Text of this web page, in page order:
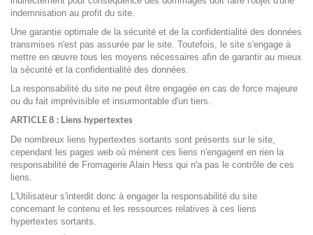
indemnisation au profit du site.
Une garantie optimale de la sécurité et de la confidentialité des données
transmises n'est pas assurée par le site. Toutefois, le site s'engage à
mettre en œuvre tous les moyens nécessaires afin de garantir au mieux
la sécurité et la confidentialité des données.
La responsabilité du site ne peut être engagée en cas de force majeure
ou du fait imprévisible et insurmontable d'un tiers.
ARTICLE 8 : Liens hypertextes
De nombreux liens hypertextes sortants sont présents sur le site,
cependant les pages web où mènent ces liens n'engagent en rien la
responsabilité de Fromagerie Alain Hess qui n'a pas le contrôle de ces
liens.
L'Utilisateur s'interdit donc à engager la responsabilité du site
concernant le contenu et les ressources relatives à ces liens
hypertextes sortants.